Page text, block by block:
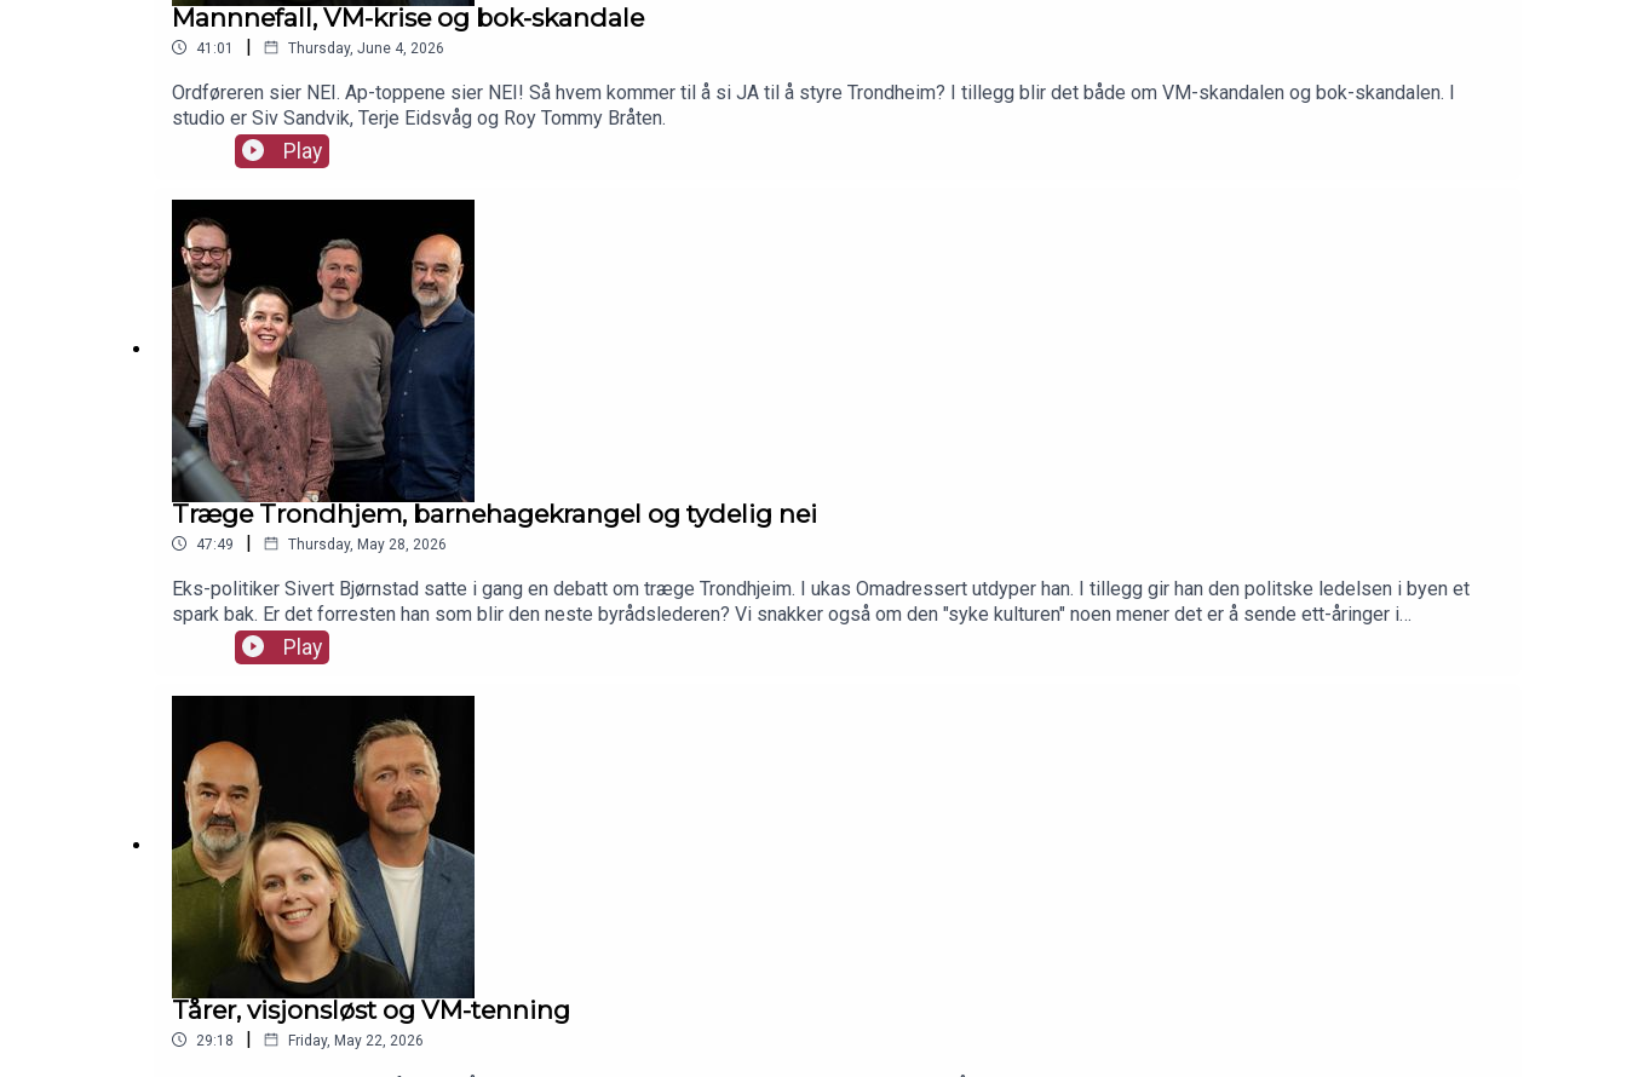
Mannnefall, VM-krise og bok-skandale
41:01 | Thursday, June 4, 2026
Ordføreren sier NEI. Ap-toppene sier NEI! Så hvem kommer til å si JA til å styre Trondheim? I tillegg blir det både om VM-skandalen og bok-skandalen. I
studio er Siv Sandvik, Terje Eidsvåg og Roy Tommy Bråten.
Play
Træge Trondhjem, barnehagekrangel og tydelig nei
47:49 | Thursday, May 28, 2026
Eks-politiker Sivert Bjørnstad satte i gang en debatt om træge Trondhjeim. I ukas Omadressert utdyper han. I tillegg gir han den politske ledelsen i byen et
spark bak. Er det forresten han som blir den neste byrådslederen? Vi snakker også om den "syke kulturen" noen mener det er å sende ett-åringer i
barnehagen.Siv Sandvik, Terje Eidsvåg og Roy Tommy Bråten er også i studio.
Play
Tårer, visjonsløst og VM-tenning
29:18 | Friday, May 22, 2026